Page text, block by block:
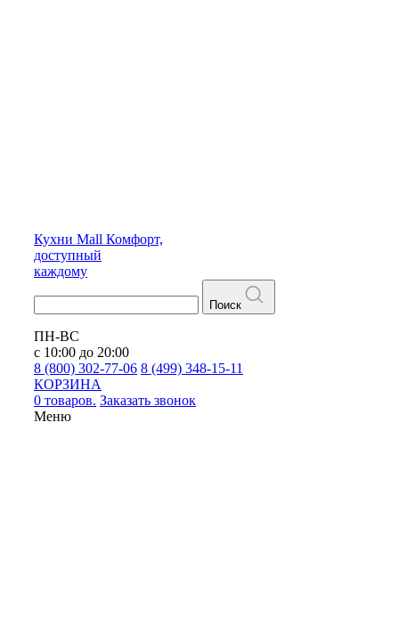
Кухни Mall Комфорт,
доступный
каждому
Поиск
ПН-ВС
с 10:00 до 20:00
8 (800) 302-77-06 8 (499) 348-15-11
КОРЗИНА
0 товаров. Заказать звонок
Меню